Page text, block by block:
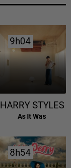
9h04
9h04
HARRY STYLES
As It Was
8h54
8h54